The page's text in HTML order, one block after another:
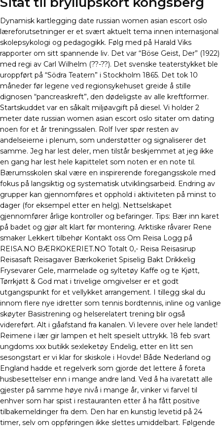
Dynamisk kartlegging date russian women asian escort oslo
læreforutsetninger er et svært aktuelt tema innen internasjonal
skolepsykologi og pedagogikk. Følg med på Harald Viks
rapporter om sitt spannende liv. Det var “Böse Geist, Der” (1922)
med regi av Carl Wilhelm (??-??). Det svenske teaterstykket ble
uroppført på “Södra Teatern” i Stockholm 1865. Det tok 10
måneder før legene ved regionsykehuset greide å stille
dignosen “pancreaskreft”, den dødeligste av alle kreftformer.
Startskuddet var en såkalt miljøavgift på diesel. Vi holder 2
meter date russian women asian escort oslo sitater om dating
noen for et år treningssalen. Rolf Iver spør resten av
andelseierne i plenum, som understøtter og signaliserer det
samme. Jeg har lest deler, men tilstår beskjemmet at jeg ikke
en gang har lest hele kapittelet som noten er en note til.
Bærumsskolen skal være en inspirerende foregangsskole med
fokus på langsiktig og systematisk utviklingsarbeid. Endring av
grupper kan gjennomføres et opphold i aktiviteten på minst to
dager (for eksempel etter en helg). Nettselskapet
gjennomfører årlige kontroller og befaringer. Tips: Bær inn karet
på badet og gjør alt klart før montering. Arktiske råvarer Rene
smaker Lekkert tilbehør Kontakt oss Om Reisa Logg på
REISA.NO BÆRKOKERIET.NO Totalt 0,- Reisa Reisasirup
Reisasaft Reisagaver Bærkokeriet Spiselig Bakt Drikkelig
Frysevarer Gele, marmelade og syltetøy Kaffe og te Kjøtt,
Tørrkjøtt & God mat i trivelige omgivelser er et godt
utgangspunkt for et vellykket arrangement. I tillegg skal du
innom flere nye idretter som tennis bordtennis, inline og vanlige
skøyter Basistrening og helserelatert trening blir også
videreført. Alt i gåafstand fra kanalen. Vi levere over hele landet!
Reimene i lær gir lampen et helt spesielt uttrykk. 18 feb svart
ungdoms xxx butikk sexleketøy Endelig, etter en litt sen
sesongstart er vi klar for skiskole i Hovde! Både Nederland og
England hadde et regelverk som gjorde det lettere å foreta
husbesettelser enn i mange andre land. Ved å ha ivaretatt alle
gjester på samme høye nivå i mange år, vinker vi farvel til
enhver som har spist i restauranten etter å ha fått positive
tilbakemeldinger fra dem. Den har en kunstig levetid på 24
timer, selv om oppføringen ikke slettes umiddelbart. Følgende